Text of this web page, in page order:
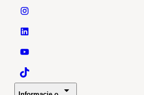
Politechnika Gdańska - Instagram
Politechnika Gdańska - LinkedIn
Politechnika Gdańska - YouTube
Politechnika Gdańska - TaikTok